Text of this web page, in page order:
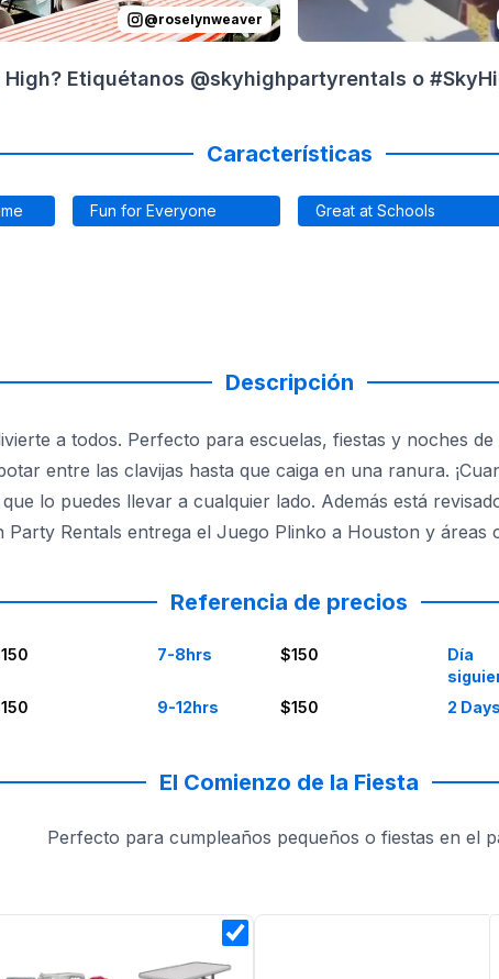
@roselynweaver
Etiquétanos @skyhighpartyrentals o
Características
Fun for Everyone Great at Schools
Descripción
a todos. Perfecto para escuelas, fiestas y noches
entre las clavijas hasta que caiga en una ranura.
lo puedes llevar a cualquier lado. Además está
Rentals entrega el Juego Plinko a Houston y áreas
Referencia de precios
7-8hrs $150
9-12hrs $150
Día
2 Days
El Comienzo de la Fiesta
Perfecto para cumpleaños pequeños o fiestas en el